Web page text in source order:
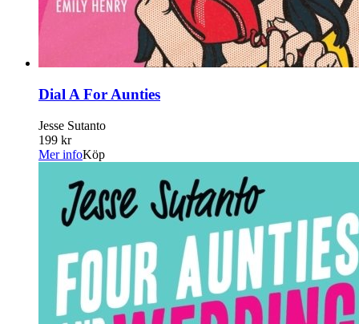
Dial A For Aunties
Jesse Sutanto
199 kr
Mer infoKöp